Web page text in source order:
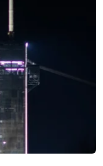
thống Mỹ sắp
khí hạt nhân,
sẵn sàng xem